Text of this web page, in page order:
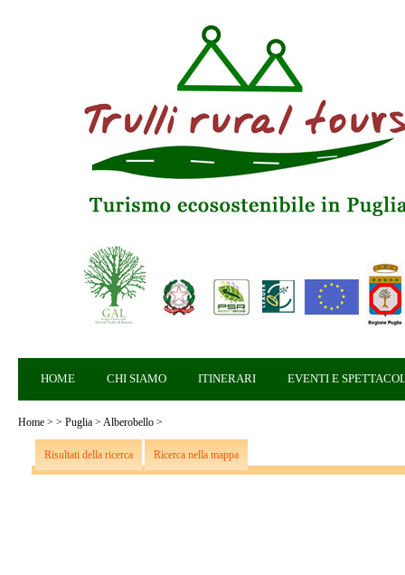
HOME CHI SIAMO ITINERARI EVENTI E
Home > > Puglia > Alberobello >
Risultati della ricerca Ricerca nella mappa